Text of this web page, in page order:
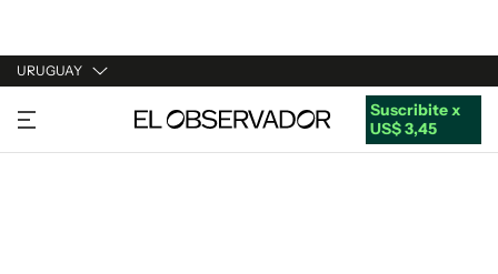
URUGUAY
URUGUAY
ARGENTINA
Suscribite x
US$ 3,45